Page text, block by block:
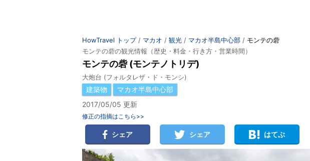
HowTravel トップ/ マカオ / 観光 / マカオ半島中心部 / モンテの砦
モンテの砦の観光情報（歴史・料金・行き方・営業時間）
モンテの砦 (モンテノトリデ)
大炮台 (フォルタレザ・ド・モンシ)
建築物
マカオ半島中心部
2017/05/05 更新
修正の指摘はこちら>>
シェア シェア はてぶ